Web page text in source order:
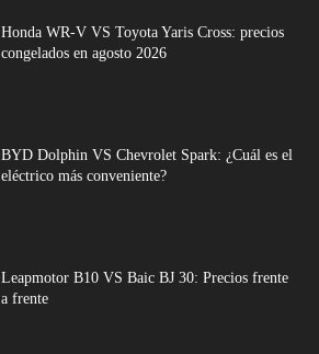
Honda WR-V VS Toyota Yaris Cross: precios
congelados en agosto 2026
BYD Dolphin VS Chevrolet Spark: ¿Cuál es el
eléctrico más conveniente?
Leapmotor B10 VS Baic BJ 30: Precios frente
a frente